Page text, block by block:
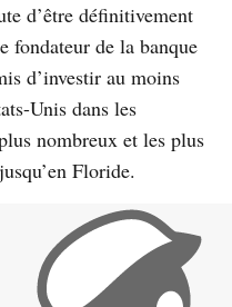
d’être définitivement
fondateur de la banque
d’investir au moins
Unis dans les
nombreux et les plus
Floride.